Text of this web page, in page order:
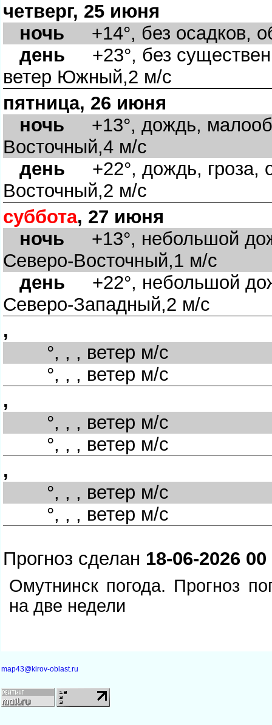
четверг, 25 июня
ночь +14°, без осадков,
день +23°, без
етер Южный,2 м/с
пятница, 26 июня
ночь +13°, дождь,
осточный,4 м/с
день +22°, дождь, гроза,
осточный,2 м/с
суббота, 27 июня
ночь +13°, небольшой
Северо-Восточный,1 м/с
день +22°, небольшой
Северо-Западный,2 м/с
,
°, , , ветер м/с
°, , , ветер м/с
,
°, , , ветер м/с
°, , , ветер м/с
,
°, , , ветер м/с
°, , , ветер м/с
Прогноз сделан 18-06-2026 00
Омутнинск погода. Прогноз
на две недели
map43@kirov-oblast.ru